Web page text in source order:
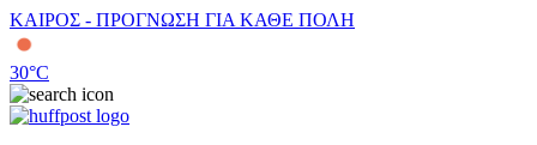
ΚΑΙΡΟΣ - ΠΡΟΓΝΩΣΗ ΓΙΑ ΚΑΘΕ ΠΟΛΗ
30°C